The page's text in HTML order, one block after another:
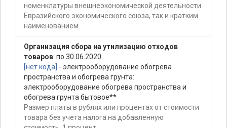
номенклатуры внешнеэкономической деятельности
Евразийского экономического союза, так и кратким
наименованием.
Организация сбора на утилизацию отходов
товаров: по 30.06.2020
[нет кода] - электрооборудование обогрева
пространства и обогрева грунта:
электрооборудование обогрева пространства и
обогрева грунта бытовое**
Размер платы в рублях или процентах от стоимости
товара без учета налога на добавленную